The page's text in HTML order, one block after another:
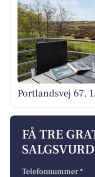
Portlandsvej 67,
FÅ TRE
Telefonnummer *